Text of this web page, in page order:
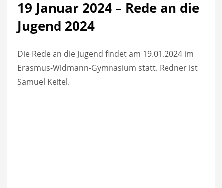
19 Januar 2024 – Rede an die
Jugend 2024
Die Rede an die Jugend findet am 19.01.2024 im
Erasmus-Widmann-Gymnasium statt. Redner ist
Samuel Keitel.